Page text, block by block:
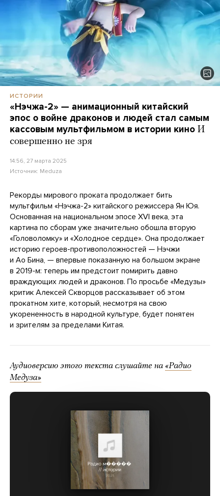
ИСТОРИИ
«Нэчжа-2» — анимационный китайский
эпос о войне драконов и людей стал самым
кассовым мультфильмом в истории кино И
совершенно не зря
14:56, 27 марта 2025
Источник: Meduza
Рекорды мирового проката продолжает бить
мультфильм «Нэчжа-2» китайского режиссера Ян Юя.
Основанная на национальном эпосе XVI века, эта
картина по сборам уже значительно обошла вторую
«Головоломку» и «Холодное сердце». Она продолжает
историю героев-противоположностей — Нэчжи
и Ао Бина, — впервые показанную на большом экране
в 2019-м: теперь им предстоит помирить давно
враждующих людей и драконов. По просьбе «Медузы»
критик Алексей Скворцов рассказывает об этом
прокатном хите, который, несмотря на свою
укорененность в народной культуре, будет понятен
и зрителям за пределами Китая.
Аудиоверсию этого текста слушайте на «Радио
Медуза»